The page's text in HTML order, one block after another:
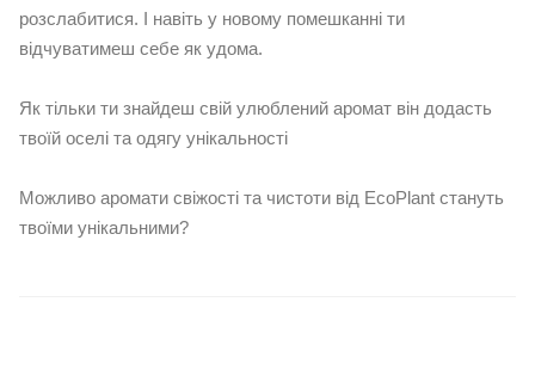
розслабитися. І навіть у новому помешканні ти
відчуватимеш себе як удома.
Як тільки ти знайдеш свій улюблений аромат він додасть
твоїй оселі та одягу унікальності
Можливо аромати свіжості та чистоти від EcoPlant стануть
твоїми унікальними?